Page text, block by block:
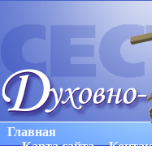
Главная
Карта сайта